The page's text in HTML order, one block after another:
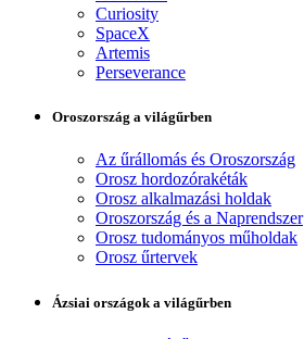
Curiosity
SpaceX
Artemis
Perseverance
Oroszország a világűrben
Az űrállomás és Oroszország
Orosz hordozórakéták
Orosz alkalmazási holdak
Oroszország és a Naprendszer
Orosz tudományos műholdak
Orosz űrtervek
Ázsiai országok a világűrben